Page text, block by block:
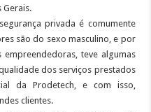
Gerais.
privada é comumente
são do sexo masculino, e por
teve algumas
dos serviços prestados
da Prodetech, e com isso,
clientes.